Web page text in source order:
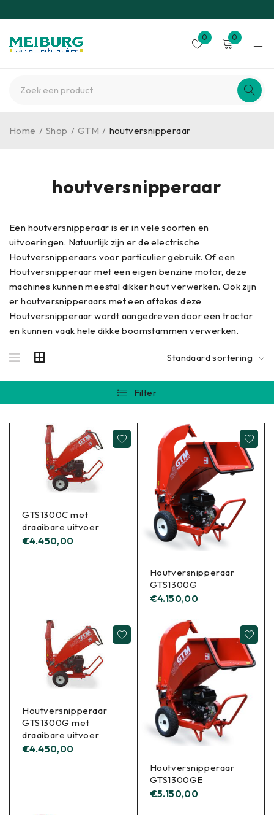
0 0
houtversnipperaar
Home / Shop / GTM / houtversnipperaar
Een houtversnipperaar is er in vele soorten en
uitvoeringen. Natuurlijk zijn er de electrische
Houtversnipperaars voor particulier gebruik. Of een
Houtversnipperaar met een eigen benzine motor, deze
machines kunnen meestal dikker hout verwerken. Ook zijn
er houtversnipperaars met een aftakas deze
Houtversnipperaar wordt aangedreven door een tractor
en kunnen vaak hele dikke boomstammen verwerken.
Standaard sortering
Filter
GTS1300C met
draaibare uitvoer
€4.450,00
Houtversnipperaar
GTS1300G
€4.150,00
Houtversnipperaar
GTS1300G met
draaibare uitvoer
€4.450,00
Houtversnipperaar
GTS1300GE
€5.150,00